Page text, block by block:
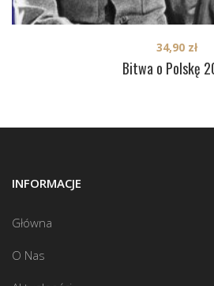
Bitwa o Polskę
34,90 zł
INFORMACJE
Główna
O Nas